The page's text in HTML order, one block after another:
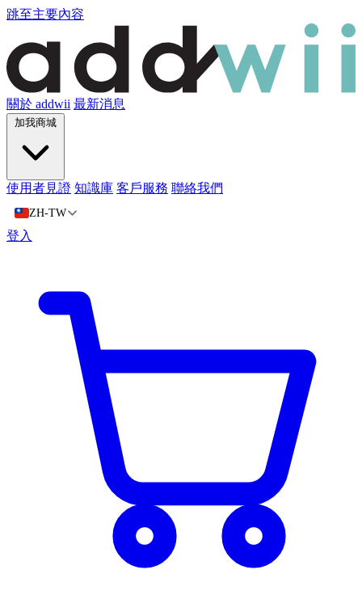
跳至主要內容
關於 addwii 最新消息
加我商城
使用者見證 知識庫 客戶服務 聯絡我們
ZH-TW
登入